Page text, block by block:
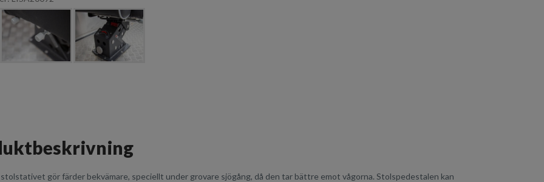
stolstativet gör färder bekvämare, speciellt under grovare sjögång, då den tar bättre emot vågorna. Stolspedestalen kan